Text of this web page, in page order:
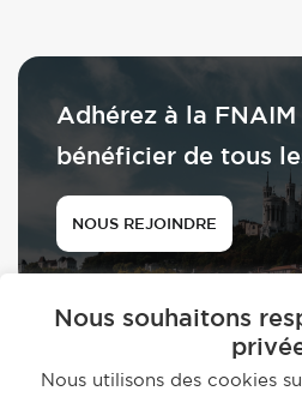
Adhérez à la
bénéficier de tous
NOUS REJOINDRE
Nous souhaitons
Nous utilisons des cookies